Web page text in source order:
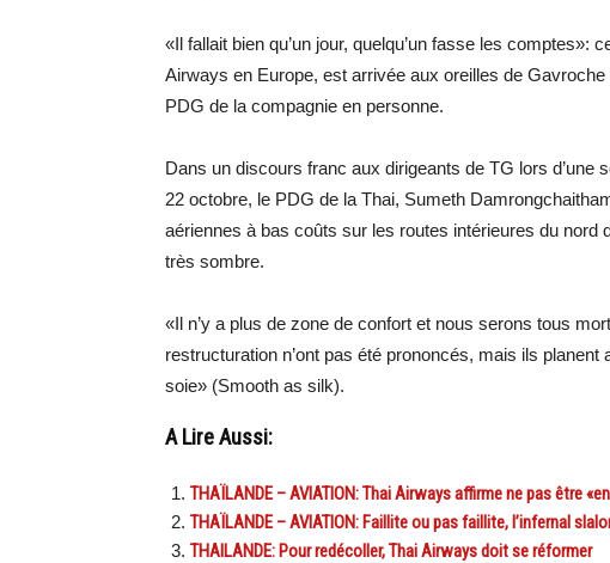
«Il fallait bien qu’un jour, quelqu’un fasse les comptes»:
Airways en Europe, est arrivée aux oreilles de
PDG de la compagnie en personne.
Dans un discours franc aux dirigeants de TG lors d’une
22 octobre, le PDG de la Thai, Sumeth
aériennes à bas coûts sur les routes intérieures du nord
très sombre.
«Il n’y a plus de zone de confort et nous serons tous
restructuration n’ont pas été prononcés, mais ils
soie» (Smooth as silk).
A Lire Aussi:
THAÏLANDE – AVIATION: Thai Airways affirme ne pas être
THAÏLANDE – AVIATION: Faillite ou pas faillite, l’infernal
THAILANDE: Pour redécoller, Thai Airways doit se réformer